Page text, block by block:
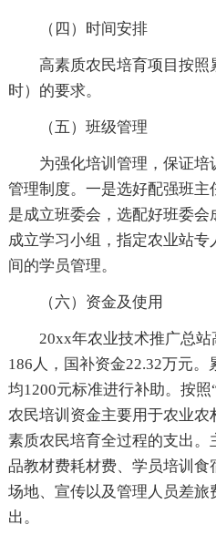
（四）时间安排
高素质农民培育项目按照
时）的要求。
（五）班级管理
为强化培训管理，保证
管理制度。一是选好配强班
是成立班委会，选配好班委
成立学习小组，指定农业站
间的学员管理。
（六）资金及使用
20xx年农业技术推广总
186人，国补资金22.32万元
均1200元标准进行补助。按
农民培训资金主要用于农业
素质农民培育全过程的支出。
品教材费耗材费、学员培训食
场地、宣传以及管理人员差旅
出。